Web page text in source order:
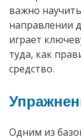
важно
направлении
играет
туда, как
средство.
Одним из